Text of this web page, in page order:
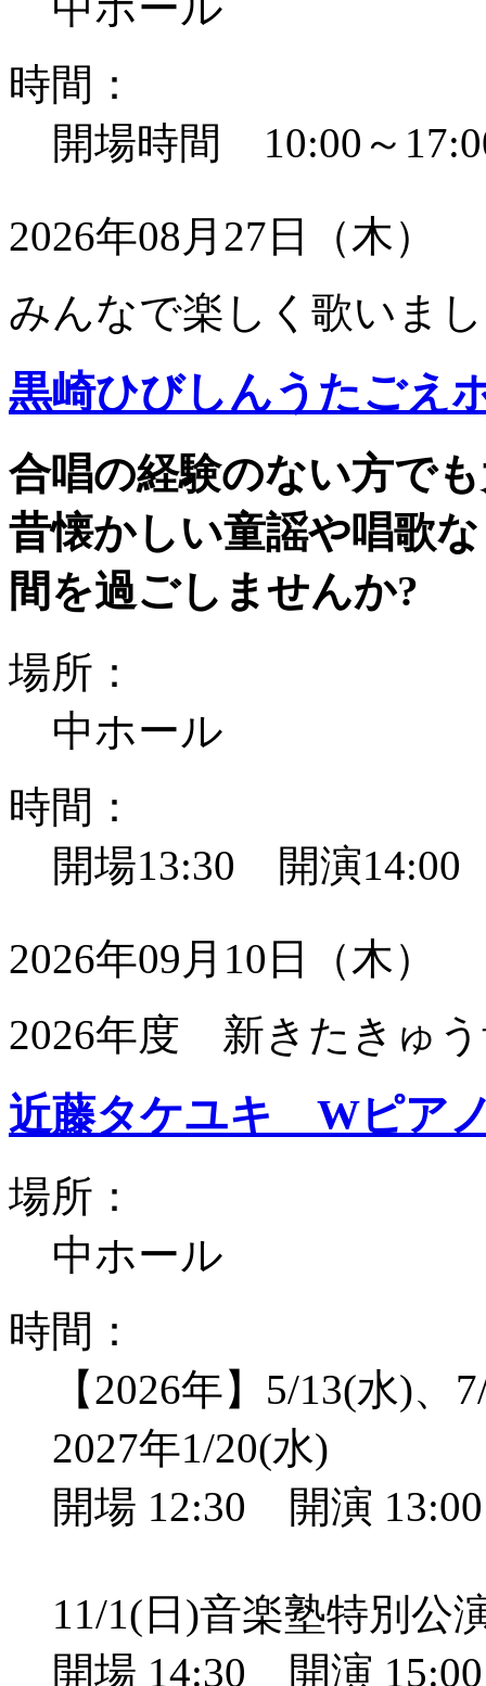
時間：
開場時間 10:00～
2026年08月27日（木）
みんなで楽しく歌いま
黒崎ひびしんうたごえ
合唱の経験のない方で
昔懐かしい童謡や唱歌
間を過ごしませんか?
場所：
中ホール
時間：
開場13:30 開演14:00
2026年09月10日（木）
2026年度 新きたきゅ
近藤タケユキ Wピア
場所：
中ホール
時間：
【2026年】5/13(水)
2027年1/20(水)
開場 12:30 開演
11/1(日)音楽塾特別公
開場 14:30 開演